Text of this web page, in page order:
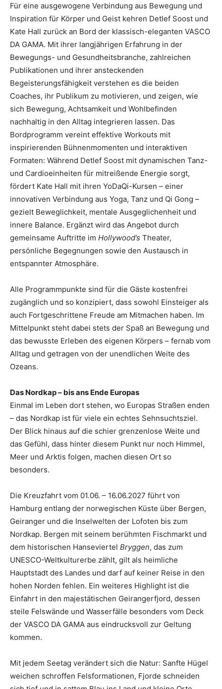
Für eine ausgewogene Verbindung aus Bewegung und
Inspiration für Körper und Geist kehren Detlef Soost und
Kate Hall zurück an Bord der klassisch-eleganten VASCO
DA GAMA. Mit ihrer langjährigen Erfahrung in der
Bewegungs- und Gesundheitsbranche, zahlreichen
Publikationen und ihrer ansteckenden
Begeisterungsfähigkeit verstehen es die beiden
Coaches, ihr Publikum zu motivieren, und zeigen, wie
sich Bewegung, Achtsamkeit und Wohlbefinden
nachhaltig in den Alltag integrieren lassen. Das
Bordprogramm vereint effektive Workouts mit
inspirierenden Bühnenmomenten und interaktiven
Formaten: Während Detlef Soost mit dynamischen Tanz-
und Cardioeinheiten für mitreißende Energie sorgt,
fördert Kate Hall mit ihren YoDaQi-Kursen – einer
innovativen Verbindung aus Yoga, Tanz und Qi Gong –
gezielt Beweglichkeit, mentale Ausgeglichenheit und
innere Balance. Ergänzt wird das Angebot durch
gemeinsame Auftritte im Hollywood’s Theater,
persönliche Begegnungen sowie den Austausch in
entspannter Atmosphäre.
Alle Programmpunkte sind für die Gäste kostenfrei
zugänglich und so konzipiert, dass sowohl Einsteiger als
auch Fortgeschrittene Freude am Mitmachen haben. Im
Mittelpunkt steht dabei stets der Spaß an Bewegung und
das bewusste Erleben des eigenen Körpers – fernab vom
Alltag und getragen von der unendlichen Weite des
Ozeans.
Das Nordkap – bis ans Ende Europas
Einmal im Leben dort stehen, wo Europas Straßen enden
– das Nordkap ist für viele ein echtes Sehnsuchtsziel.
Der Blick hinaus auf die schier grenzenlose Weite und
das Gefühl, dass hinter diesem Punkt nur noch Himmel,
Meer und Arktis folgen, machen diesen Ort so
besonders.
Die Kreuzfahrt vom 01.06. – 16.06.2027 führt von
Hamburg entlang der norwegischen Küste über Bergen,
Geiranger und die Inselwelten der Lofoten bis zum
Nordkap. Bergen mit seinem berühmten Fischmarkt und
dem historischen Hanseviertel Bryggen, das zum
UNESCO-Weltkulturerbe zählt, gilt als heimliche
Hauptstadt des Landes und darf auf keiner Reise in den
hohen Norden fehlen. Ein weiteres Highlight ist die
Einfahrt in den majestätischen Geirangerfjord, dessen
steile Felswände und Wasserfälle besonders vom Deck
der VASCO DA GAMA aus eindrucksvoll zur Geltung
kommen.
Mit jedem Seetag verändert sich die Natur: Sanfte Hügel
weichen schroffen Felsformationen, Fjorde schneiden